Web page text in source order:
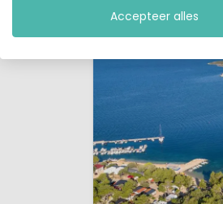
Accepteer alles